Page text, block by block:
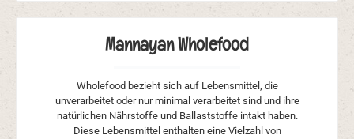
Mannayan Wholefood
Wholefood bezieht sich auf Lebensmittel, die
unverarbeitet oder nur minimal verarbeitet sind und ihre
natürlichen Nährstoffe und Ballaststoffe intakt haben.
Diese Lebensmittel enthalten eine Vielzahl von